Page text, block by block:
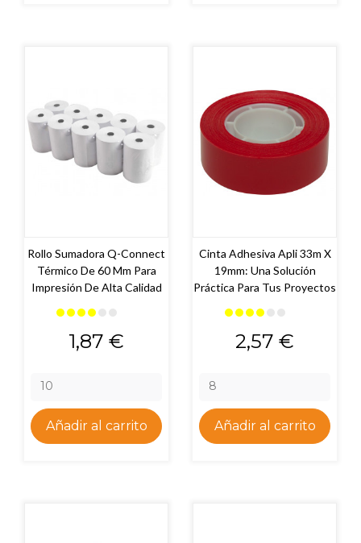
Rollo Sumadora Q-Connect
Térmico De 60 Mm Para
Impresión De Alta Calidad
Precio
1,87 €
Añadir al carrito
Cinta Adhesiva Apli 33m X
19mm: Una Solución
Práctica Para Tus Proyectos
Precio
2,57 €
Añadir al carrito